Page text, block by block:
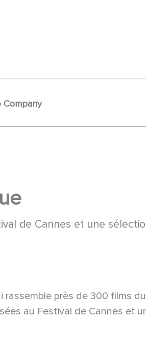
Company
de Cannes et une
près de 300 films
au Festival de Cannes et